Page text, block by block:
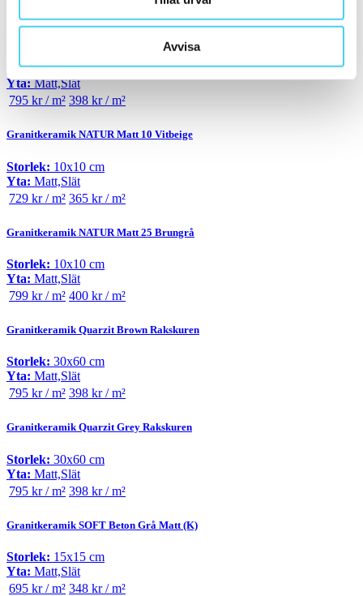
Avvisa
Storlek:15x15 cm
Yta:Matt,Slät
795 kr / m² 398 kr / m²
Granitkeramik NATUR Matt 10 Vitbeige
Storlek: 10x10 cm
Yta: Matt,Slät
729 kr / m² 365 kr / m²
Granitkeramik NATUR Matt 25 Brungrå
Storlek: 10x10 cm
Yta: Matt,Slät
799 kr / m² 400 kr / m²
Granitkeramik Quarzit Brown Rakskuren
Storlek: 30x60 cm
Yta: Matt,Slät
795 kr / m² 398 kr / m²
Granitkeramik Quarzit Grey Rakskuren
Storlek: 30x60 cm
Yta: Matt,Slät
795 kr / m² 398 kr / m²
Granitkeramik SOFT Beton Grå Matt (K)
Storlek: 15x15 cm
Yta: Matt,Slät
695 kr / m² 348 kr / m²